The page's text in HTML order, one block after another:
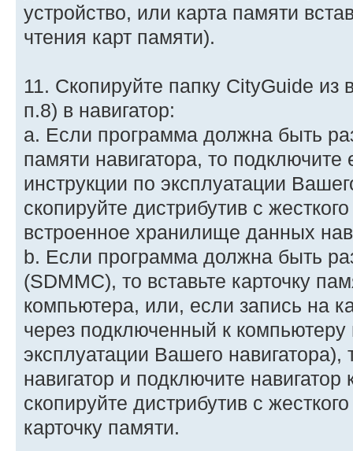
устройство, или карта памяти
чтения карт памяти).
11. Скопируйте папку CityGuide
п.8) в навигатор:
a. Если программа должна быть
памяти навигатора, то подключите
инструкции по эксплуатации
скопируйте дистрибутив с
встроенное хранилище данных
b. Если программа должна быть
(SDMMC), то вставьте карточку
компьютера, или, если запись на
через подключенный к
эксплуатации Вашего навигатора),
навигатор и подключите
скопируйте дистрибутив с
карточку памяти.